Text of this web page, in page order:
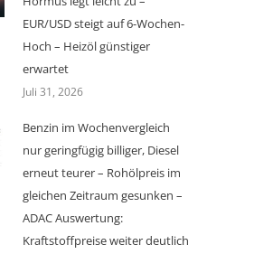
EUR/USD steigt auf 6-Wochen-
Hoch – Heizöl günstiger
erwartet
Juli 31, 2026
Benzin im Wochenvergleich
nur geringfügig billiger, Diesel
erneut teurer – Rohölpreis im
gleichen Zeitraum gesunken –
ADAC Auswertung:
Kraftstoffpreise weiter deutlich